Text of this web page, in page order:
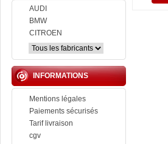
AUDI
BMW
CITROEN
INFORMATIONS
Mentions légales
Paiements sécurisés
Tarif livraison
cgv